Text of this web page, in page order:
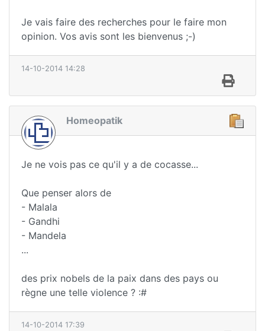
Je vais faire des recherches pour le faire mon
opinion. Vos avis sont les bienvenus ;-)
14-10-2014 14:28
Homeopatik
Je ne vois pas ce qu'il y a de cocasse...
Que penser alors de
- Malala
- Gandhi
- Mandela
...
des prix nobels de la paix dans des pays ou
règne une telle violence ? :#
14-10-2014 17:39